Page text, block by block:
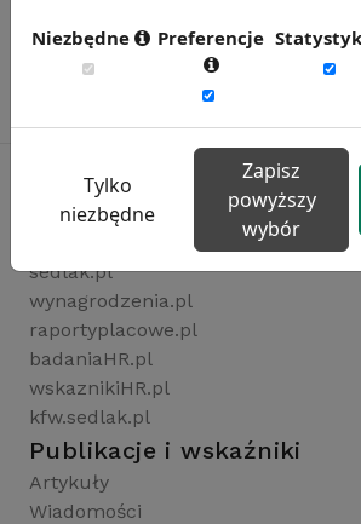
Rynekpracy.pl
sedlak.pl
wynagrodzenia.pl
raportyplacowe.pl
badaniaHR.pl
wskaznikiHR.pl
kfw.sedlak.pl
Publikacje i wskaźniki
Artykuły
Wiadomości
Niezbędne Preferencje
Tylko
niezbędne
Zapisz
powyższy
wybór